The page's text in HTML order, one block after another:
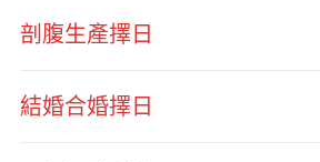
剖腹生產擇日
結婚合婚擇日